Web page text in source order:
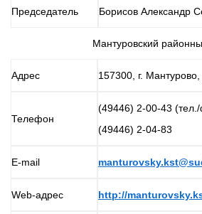
Председатель Борисов Александр
Мантуровский
Адрес 157300, г.
Телефон
(49446) 2-00-43
(49446) 2-04-83
E-mail
Web-адрес http://